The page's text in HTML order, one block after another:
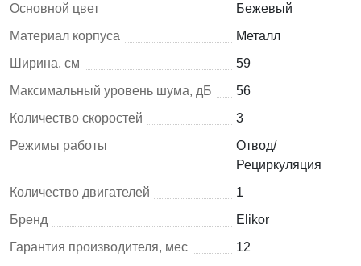
Основной цвет
Бежевый
Материал корпуса
Металл
Ширина, см
59
Максимальный уровень шума, дБ
56
Количество скоростей
3
Режимы работы
Отвод/
Рециркуляция
Количество двигателей
1
Бренд
Elikor
Гарантия производителя, мес
12